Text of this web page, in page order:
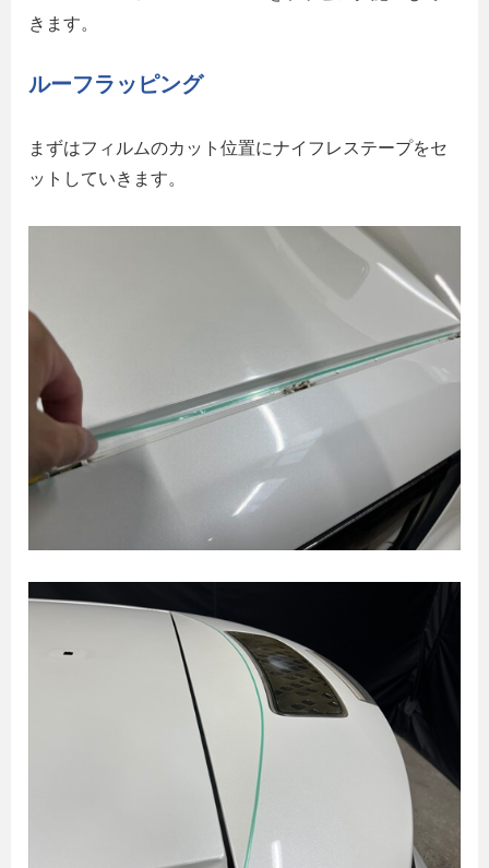
きます。
ルーフラッピング
まずはフィルムのカット位置にナイフレステープをセ
ットしていきます。